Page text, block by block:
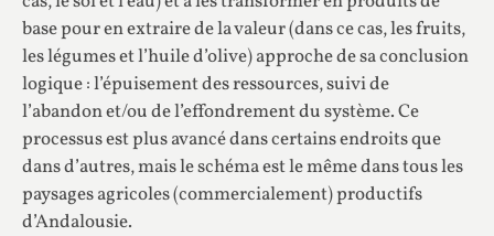
base pour en extraire de la valeur (dans ce cas, les fruits,
les légumes et l’huile d’olive) approche de sa conclusion
logique : l’épuisement des ressources, suivi de
l’abandon et/ou de l’effondrement du système. Ce
processus est plus avancé dans certains endroits que
dans d’autres, mais le schéma est le même dans tous les
paysages agricoles (commercialement) productifs
d’Andalousie.